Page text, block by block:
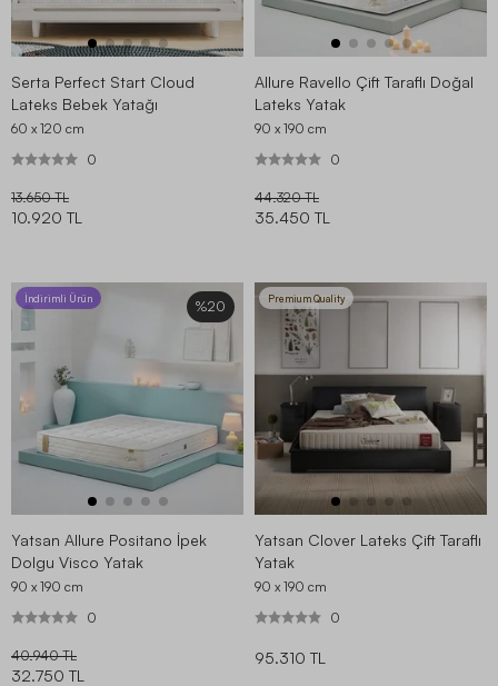
Serta Perfect Start Cloud
Lateks Bebek Yatağı
60 x 120 cm
0
13.650 TL
10.920 TL
Allure Ravello Çift Taraflı Doğal
Lateks Yatak
90 x 190 cm
0
44.320 TL
35.450 TL
%20
İndirimli Ürün
Yatsan Allure Positano İpek
Dolgu Visco Yatak
90 x 190 cm
0
40.940 TL
32.750 TL
Premium Quality
Yatsan Clover Lateks Çift Taraflı
Yatak
90 x 190 cm
0
95.310 TL